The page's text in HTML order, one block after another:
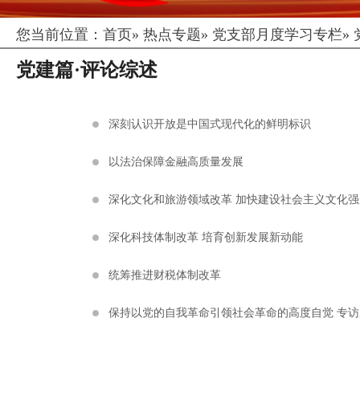
您当前位置： 首页» 热点专题» 党支部月度学习专栏»
党建篇·评论综述
深刻认识开放是中国式现代化的鲜明标识
以法治保障金融高质量发展
深化文化和旅游领域改革 加快建设社会主义文化
深化科技体制改革 培育创新发展新动能
统筹推进财税体制改革
保持以党的自我革命引领社会革命的高度自觉 专